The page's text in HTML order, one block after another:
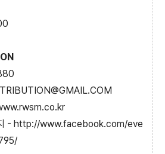
지 - http://www.facebook.com/eve